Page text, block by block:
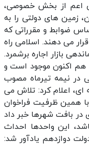
اعم از بخش خصوصی،
زمین و مسکن، زمین های دولتی را به
ضوابط و مقرراتی که
می دهند. اسلامی راه
بازار اجاره برشمرد.
هم اکنون موجود است و
نیمه تیرماه مصوب
اعلام کرد: تلاش می
و با همین ظرفیت فراخوان
بافت شهرها خبر داد
این واحدها احداث
دوازدهم یادآور شد: